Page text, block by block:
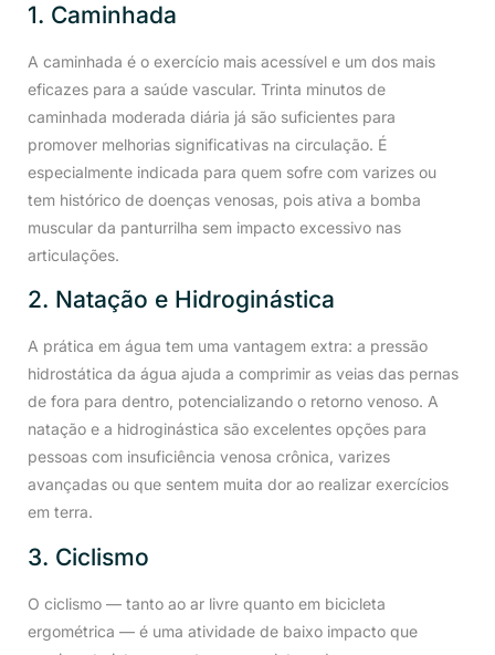
1. Caminhada
A caminhada é o exercício mais acessível e um dos mais
eficazes para a saúde vascular. Trinta minutos de
caminhada moderada diária já são suficientes para
promover melhorias significativas na circulação. É
especialmente indicada para quem sofre com varizes ou
tem histórico de doenças venosas, pois ativa a bomba
muscular da panturrilha sem impacto excessivo nas
articulações.
2. Natação e Hidroginástica
A prática em água tem uma vantagem extra: a pressão
hidrostática da água ajuda a comprimir as veias das pernas
de fora para dentro, potencializando o retorno venoso. A
natação e a hidroginástica são excelentes opções para
pessoas com insuficiência venosa crônica, varizes
avançadas ou que sentem muita dor ao realizar exercícios
em terra.
3. Ciclismo
O ciclismo — tanto ao ar livre quanto em bicicleta
ergométrica — é uma atividade de baixo impacto que